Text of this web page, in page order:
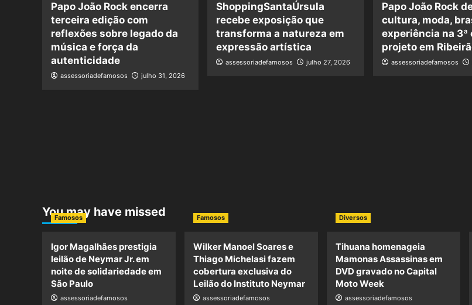
Papo João Rock encerra
terceira edição com
reflexões sobre legado da
música e força da
autenticidade
assessoriadefamosos julho 31, 2026
ShoppingSantaÚrsula
recebe exposição que
transforma a natureza em
expressão artística
assessoriadefamosos julho 27, 2026
Papo João Rock
cultura, moda,
experiência na 3ª
projeto em
assessoriadefamosos
You may have missed
Famosos
Igor Magalhães prestigia
leilão de Neymar Jr. em
noite de solidariedade em
São Paulo
assessoriadefamosos
Famosos
Wilker Manoel Soares e
Thiago Michelasi fazem
cobertura exclusiva do
Leilão do Instituto Neymar
assessoriadefamosos
Diversos
Tihuana homenageia
Mamonas Assassinas em
DVD gravado no Capital
Moto Week
assessoriadefamosos